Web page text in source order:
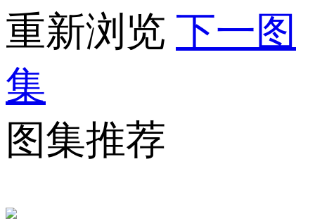
重新浏览 下一图
集
图集推荐